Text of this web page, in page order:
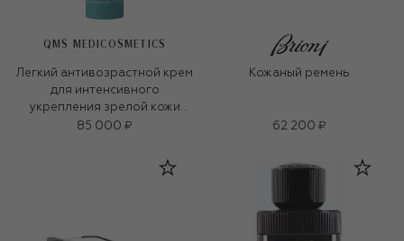
QMS MEDICOSMETICS
Легкий антивозрастной крем
для интенсивного
укрепления зрелой кожи
«3D-коллаген» (50ml)
85 000 ₽
Кожаный ремень
62 200 ₽